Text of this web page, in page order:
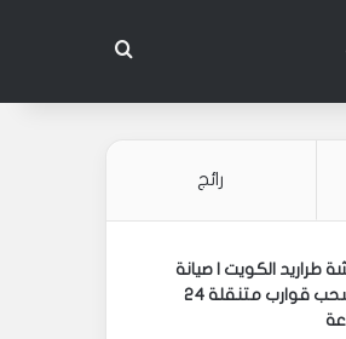
بحث عن
رائج
طراريد الكويت | صيانة
وسحب قوارب متنقلة 24